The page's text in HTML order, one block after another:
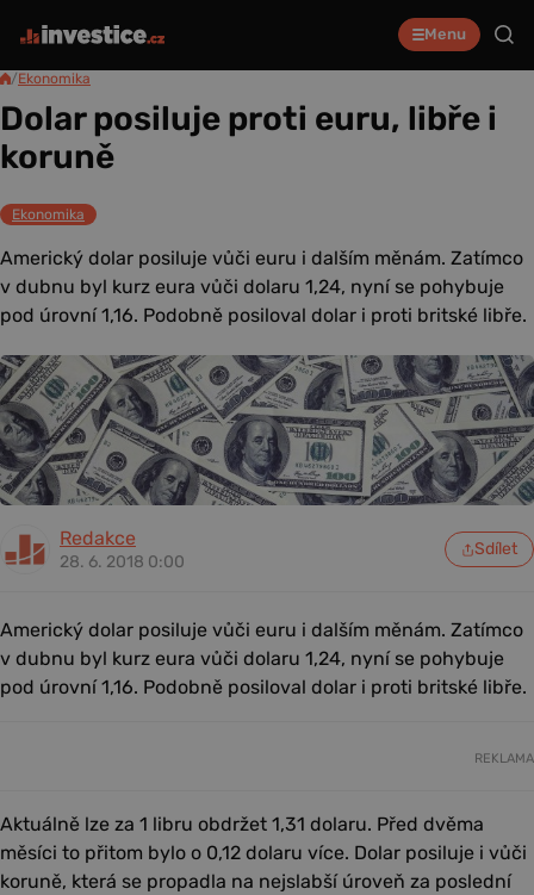
Menu
/Ekonomika
Dolar posiluje proti euru, libře i
koruně
Ekonomika
Americký dolar posiluje vůči euru i dalším měnám. Zatímco
v dubnu byl kurz eura vůči dolaru 1,24, nyní se pohybuje
pod úrovní 1,16. Podobně posiloval dolar i proti britské libře.
Redakce
28. 6. 2018 0:00
Sdílet
Americký dolar posiluje vůči euru i dalším měnám. Zatímco
v dubnu byl kurz eura vůči dolaru 1,24, nyní se pohybuje
pod úrovní 1,16. Podobně posiloval dolar i proti britské libře.
REKLAMA
Aktuálně lze za 1 libru obdržet 1,31 dolaru. Před dvěma
měsíci to přitom bylo o 0,12 dolaru více. Dolar posiluje i vůči
koruně, která se propadla na nejslabší úroveň za poslední